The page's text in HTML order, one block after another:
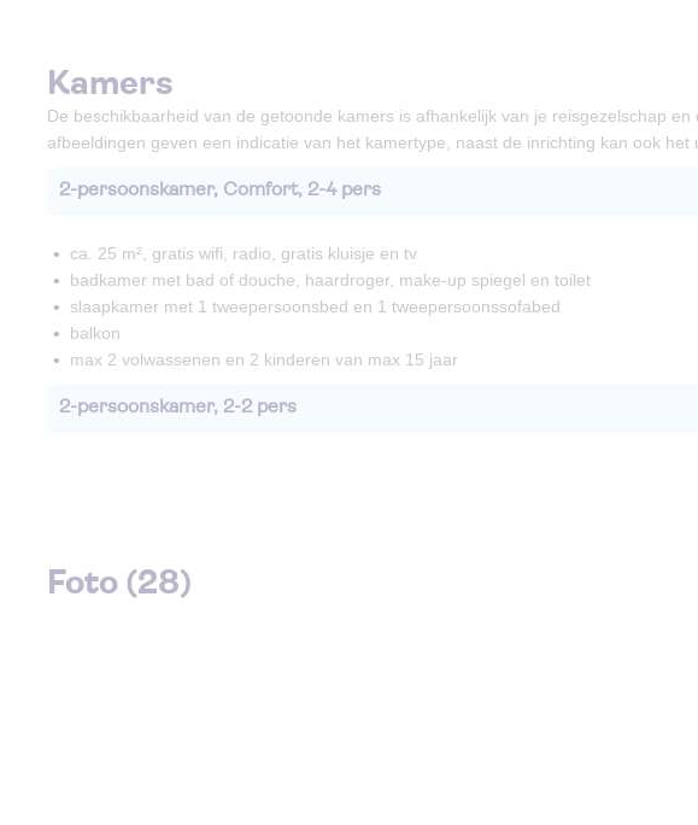
Kamers
De beschikbaarheid van de getoonde kamers is afhankelijk van je reisgezelschap
afbeeldingen geven een indicatie van het kamertype, naast de inrichting kan ook het
2-persoonskamer, Comfort, 2-4 pers
ca. 25 m², gratis wifi, radio, gratis kluisje en tv
badkamer met bad of douche, haardroger, make-up spiegel en toilet
slaapkamer met 1 tweepersoonsbed en 1 tweepersoonssofabed
balkon
max 2 volwassenen en 2 kinderen van max 15 jaar
2-persoonskamer, 2-2 pers
Foto (28)